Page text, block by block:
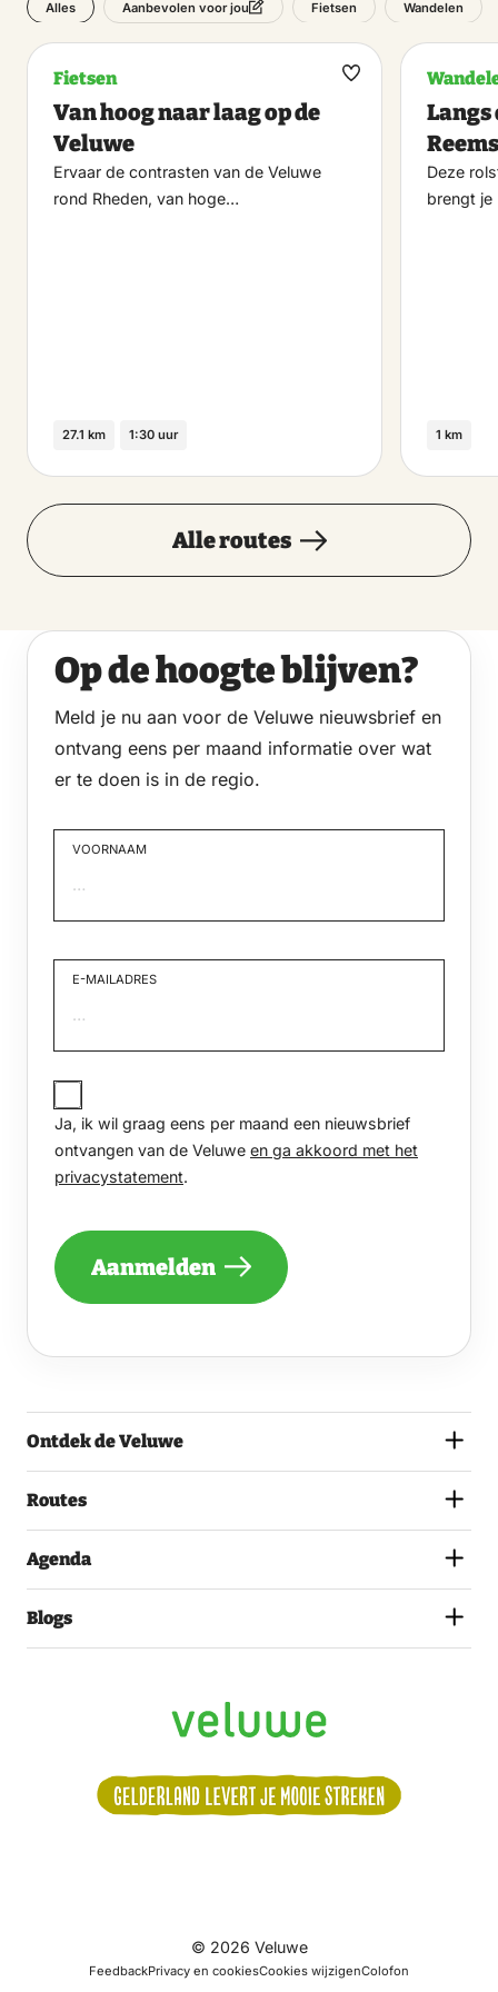
Alles Aanbevolen voor jou Fietsen Wandelen
Fietsen
Van hoog naar laag op de
Veluwe
Ervaar de contrasten van de Veluwe
rond Rheden, van hoge…
27.1 km 1:30 uur
Maak
Langs
Deze
brengt
1 km
Alle routes
Op de hoogte blijven?
Meld je nu aan voor de Veluwe nieuwsbrief en
ontvang eens per maand informatie over wat
er te doen is in de regio.
VOORNAAM
E-MAILADRES
JA,
IK
WIL
GRAAG
PER
EEN
ONTVANGEN
EN
HET
Ja, ik wil graag eens per maand een nieuwsbrief
ontvangen van de Veluwe en ga akkoord met het
privacystatement.
Aanmelden
Ontdek de Veluwe
Routes
Agenda
Blogs
ons:
© 2026 Veluwe
FeedbackPrivacy en cookiesCookies wijzigenColofon